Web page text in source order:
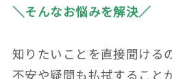
＼そんなお悩みを解決／
知りたいことを直接聞ける
不安や疑問も払拭すること